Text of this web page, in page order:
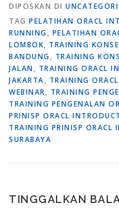
DIPOSKAN DI
TAG PELATIHAN ORACL
RUNNING, PELATIHAN
LOMBOK, TRAINING
BANDUNG, TRAINING
JALAN, TRAINING ORACL
JAKARTA, TRAINING
WEBINAR, TRAINING
TRAINING PENGENALAN
PRINISP ORACL
TRAINING PRINISP
SURABAYA
TINGGALKAN